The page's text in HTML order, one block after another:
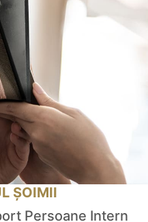
ȘOIMII
Persoane Intern